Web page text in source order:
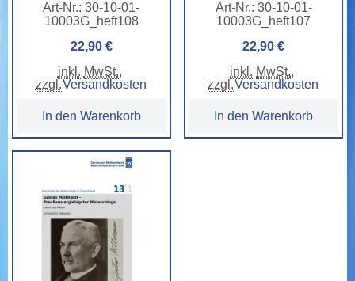
Art-Nr.:30-10-01-
10003G_heft108
22,90 €
inkl. MwSt.,
zzgl.Versandkosten
In den Warenkorb
Art-Nr.: 30-10-01-
10003G_heft107
22,90 €
inkl. MwSt.,
zzgl.Versandkosten
In den Warenkorb